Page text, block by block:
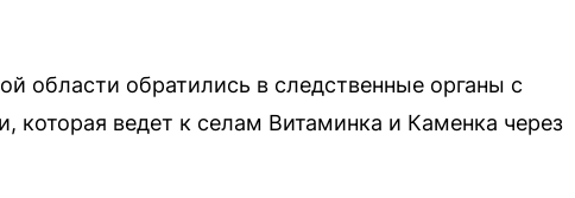
области обратились в следственные органы с
которая ведет к селам Витаминка и Каменка через